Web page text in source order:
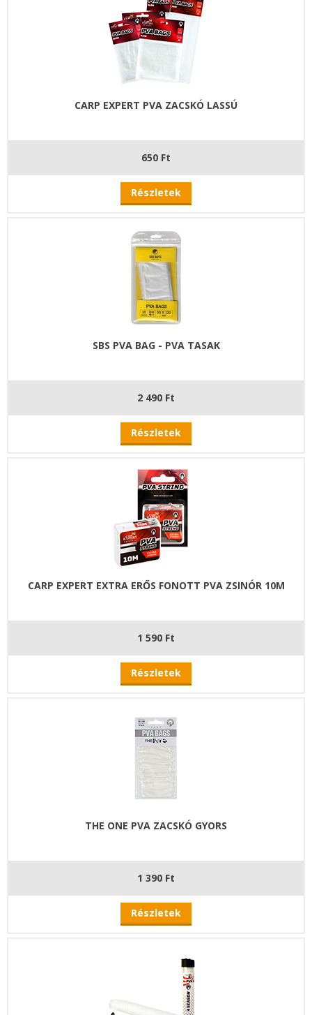
CARP EXPERT PVA ZACSKÓ LASSÚ
650 Ft
Részletek
SBS PVA BAG - PVA TASAK
2 490 Ft
Részletek
CARP EXPERT EXTRA ERŐS FONOTT PVA ZSINÓR 10M
1 590 Ft
Részletek
THE ONE PVA ZACSKÓ GYORS
1 390 Ft
Részletek